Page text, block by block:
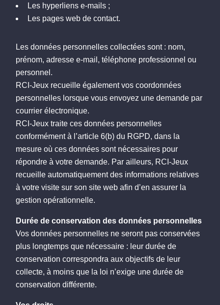
Les hyperliens e-mails ;
Les pages web de contact.
Les données personnelles collectées sont : nom,
prénom, adresse e-mail, téléphone professionnel ou
personnel.
RCI-Jeux recueille également vos coordonnées
personnelles lorsque vous envoyez une demande par
courrier électronique.
RCI-Jeux traite ces données personnelles
conformément à l’article 6(b) du RGPD, dans la
mesure où ces données sont nécessaires pour
répondre à votre demande. Par ailleurs, RCI-Jeux
recueille automatiquement des informations relatives
à votre visite sur son site web afin d’en assurer la
gestion opérationnelle.
Durée de conservation des données personnelles
Vos données personnelles ne seront pas conservées
plus longtemps que nécessaire : leur durée de
conservation correspondra aux objectifs de leur
collecte, à moins que la loi n’exige une durée de
conservation différente.